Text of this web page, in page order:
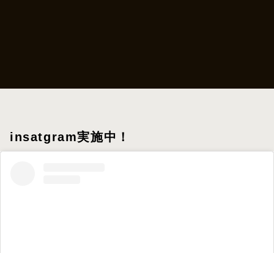
insatgram実施中！